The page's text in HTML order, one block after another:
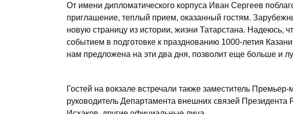
От имени дипломатического корпуса Иван Сергеев
приглашение, теплый прием, оказанный гостям.
новую страницу из истории, жизни Татарстана. Надеюсь,
событием в подготовке к празднованию 1000-летия
нам предложена на эти два дня, позволит еще больше и
Гостей на вокзале встречали также заместитель
руководитель Департамента внешних связей